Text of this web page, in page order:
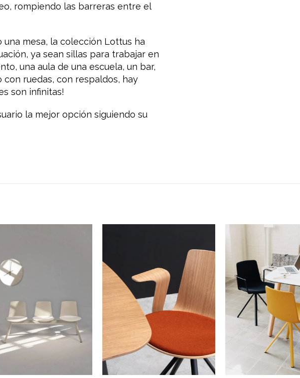
rompiendo las barreras entre el
mesa, la colección Lottus ha
ya sean sillas para trabajar en
una aula de una escuela, un bar,
ruedas, con respaldos, hay
son infinitas!
la mejor opción siguiendo su